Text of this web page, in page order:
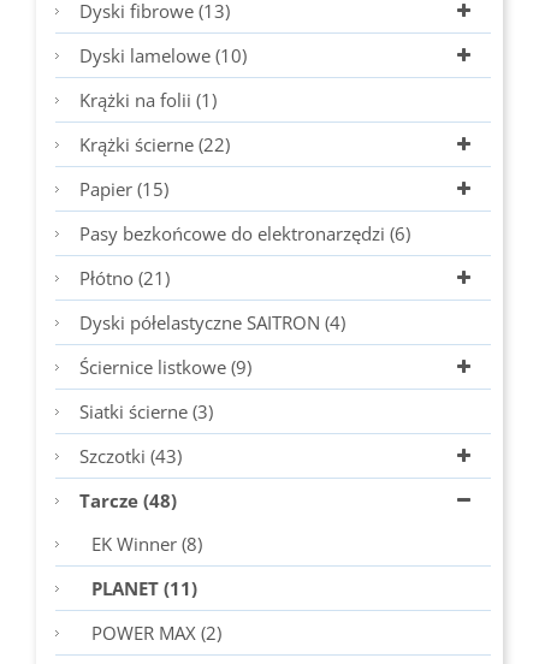
Dyski fibrowe (13)
Dyski lamelowe (10)
Krążki na folii (1)
Krążki ścierne (22)
Papier (15)
Pasy bezkońcowe do elektronarzędzi (6)
Płótno (21)
Dyski półelastyczne SAITRON (4)
Ściernice listkowe (9)
Siatki ścierne (3)
Szczotki (43)
Tarcze (48)
EK Winner (8)
PLANET (11)
POWER MAX (2)